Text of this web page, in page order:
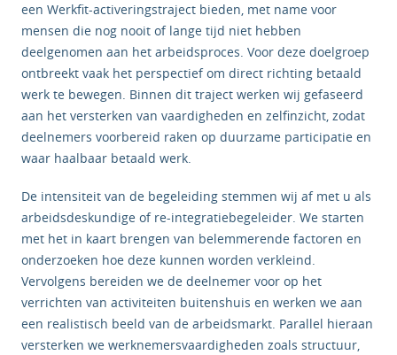
een Werkfit-activeringstraject bieden, met name voor
mensen die nog nooit of lange tijd niet hebben
deelgenomen aan het arbeidsproces. Voor deze doelgroep
ontbreekt vaak het perspectief om direct richting betaald
werk te bewegen. Binnen dit traject werken wij gefaseerd
aan het versterken van vaardigheden en zelfinzicht, zodat
deelnemers voorbereid raken op duurzame participatie en
waar haalbaar betaald werk.
De intensiteit van de begeleiding stemmen wij af met u als
arbeidsdeskundige of re-integratiebegeleider. We starten
met het in kaart brengen van belemmerende factoren en
onderzoeken hoe deze kunnen worden verkleind.
Vervolgens bereiden we de deelnemer voor op het
verrichten van activiteiten buitenshuis en werken we aan
een realistisch beeld van de arbeidsmarkt. Parallel hieraan
versterken we werknemersvaardigheden zoals structuur,